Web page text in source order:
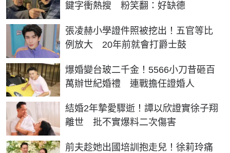
鍵字衝熱搜 粉笑翻：好缺德
張凌赫小學證件照被挖出！五官等比
例放大 20年前就會打爵士鼓
爆婚變台玻二千金！5566小刀昔砸百
萬辦世紀婚禮 連戰擔任證婚人
結婚2年摯愛驟逝！譚以欣證實徐子翔
離世 批不實爆料二次傷害
前夫趁她出國培訓抱走兒！徐莉玲痛